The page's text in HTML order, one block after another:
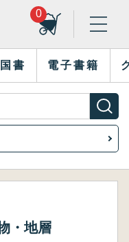
0
書 電子書籍
・地層